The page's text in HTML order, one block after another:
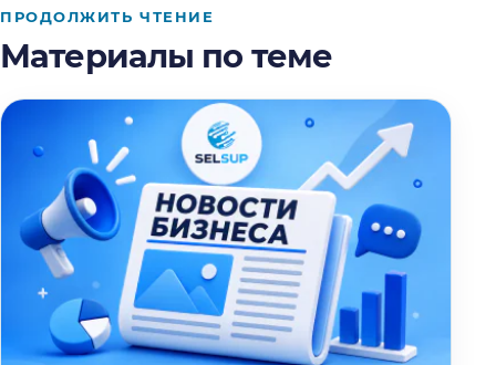
ПРОДОЛЖИТЬ ЧТЕНИЕ
Материалы по теме